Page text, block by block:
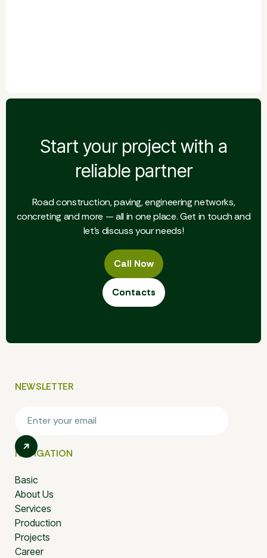
Start your project with a
reliable partner
Road construction, paving, engineering networks,
concreting and more — all in one place. Get in touch and
let's discuss your needs!
Call Now
Call Now
Contacts
Contacts
NEWSLETTER
NAVIGATION
Basic
About Us
Services
Production
Projects
Career